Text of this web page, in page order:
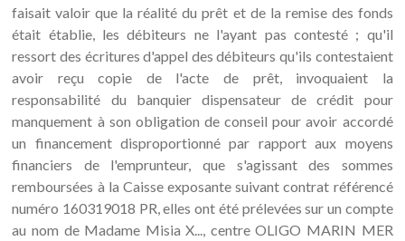
faisait valoir que la réalité du prêt et de la remise des fonds
était établie, les débiteurs ne l'ayant pas contesté ; qu'il
ressort des écritures d'appel des débiteurs qu'ils contestaient
avoir reçu copie de l'acte de prêt, invoquaient la
responsabilité du banquier dispensateur de crédit pour
manquement à son obligation de conseil pour avoir accordé
un financement disproportionné par rapport aux moyens
financiers de l'emprunteur, que s'agissant des sommes
remboursées à la Caisse exposante suivant contrat référencé
numéro 160319018 PR, elles ont été prélevées sur un compte
au nom de Madame Misia X..., centre OLIGO MARIN MER